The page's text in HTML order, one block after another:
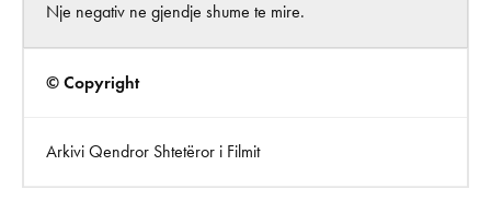
Nje negativ ne gjendje shume te mire.
© Copyright
Arkivi Qendror Shtetëror i Filmit